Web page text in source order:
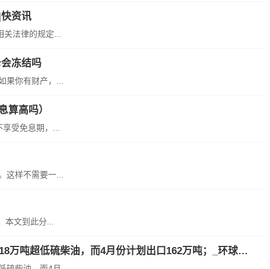
资讯
法律的规定...
冻结吗
果你有财产，...
算高吗）
受免息期，...
这样不需要一...
文到此分...
贸易商：俄罗斯计划5月份从滨海边疆区出口118万吨超低硫柴油，而4月份计划出口162万吨；_环球播报